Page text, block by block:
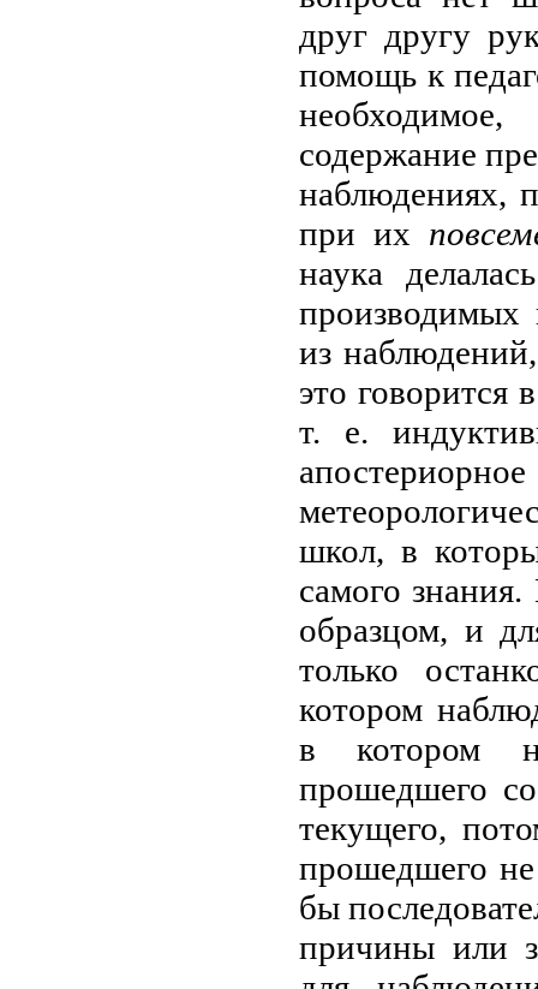
друг другу
помощь к
содержание
наблюдениях,
при их
наука
производимых
из
это говорится
т. е.
школ, в
самого
образцом, и
только
котором
в котором
прошедшего
текущего,
прошедшего
бы
причины или